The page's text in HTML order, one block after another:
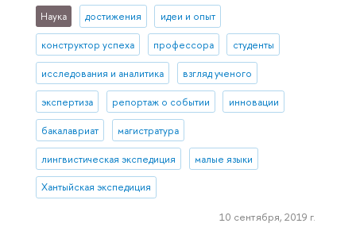
Наука достижения идеи и опыт
конструктор успеха профессора студенты
исследования и аналитика взгляд ученого
экспертиза репортаж о событии инновации
бакалавриат магистратура
лингвистическая экспедиция малые языки
Хантыйская экспедиция
10 сентября, 2019 г.